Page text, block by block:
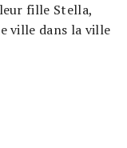
fille Stella,
ville dans la ville